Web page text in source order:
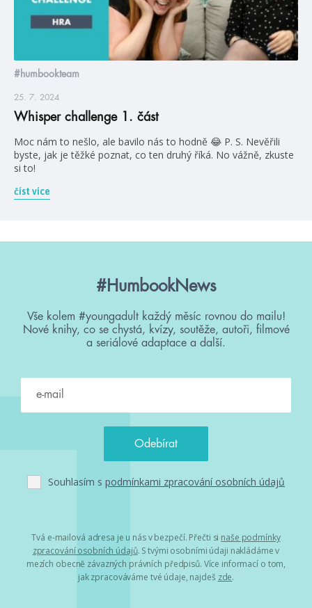
#humbookteam
25. 7. 2024
Whisper challenge 1. část
Moc nám to nešlo, ale bavilo nás to hodně 😂 P. S. Nevěřili
byste, jak je těžké poznat, co ten druhý říká. No vážně, zkuste
si to!
číst více
#HumbookNews
Vše kolem #youngadult každý měsíc rovnou do mailu!
Nové knihy, co se chystá, kvízy, soutěže, autoři, filmové
a seriálové adaptace a další.
Souhlasím s podmínkami zpracování osobních údajů
Tvá e-mailová adresa je u nás v bezpečí. Přečti si naše podmínky
zpracování osobních údajů. S tvými osobními údaji nakládáme v
mezích obecně závazných právních předpisů. Více informací o tom,
jak zpracováváme tvé údaje, najdeš zde.